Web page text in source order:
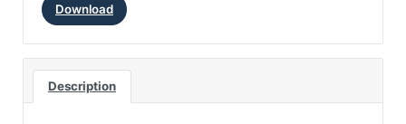
Download
Description